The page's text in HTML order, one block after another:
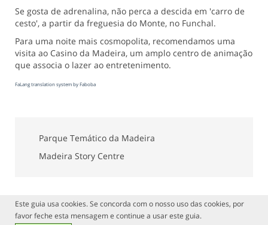
Se gosta de adrenalina, não perca a descida em 'carro de
cesto', a partir da freguesia do Monte, no Funchal.
Para uma noite mais cosmopolita, recomendamos uma
visita ao Casino da Madeira, um amplo centro de animação
que associa o lazer ao entretenimento.
FaLang translation system by Faboba
Parque Temático da Madeira
Madeira Story Centre
Este guia usa cookies. Se concorda com o nosso uso das cookies, por
favor feche esta mensagem e continue a usar este guia.